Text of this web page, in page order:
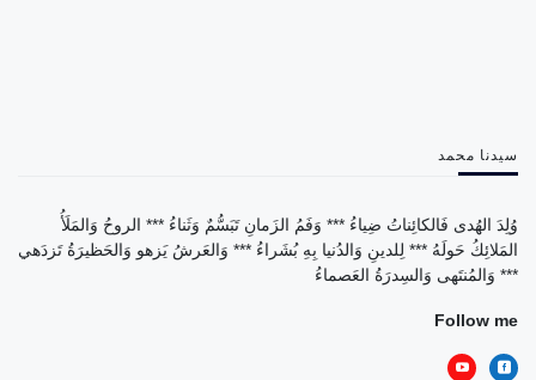
سيدنا محمد
وُلِدَ الهُدى فَالكائِناتُ ضِياءُ *** وَفَمُ الزَمانِ تَبَسُّمٌ وَثَناءُ *** الروحُ وَالمَلَأُ
المَلائِكُ حَولَهُ *** لِلدينِ وَالدُنيا بِهِ بُشَراءُ *** وَالعَرشُ يَزهو وَالحَظيرَةُ تَزدَهي
*** وَالمُنتَهى وَالسِدرَةُ العَصماءُ
Follow me